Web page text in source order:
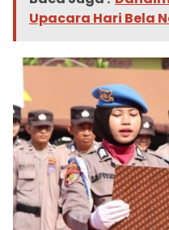
Upacara Hari Bela